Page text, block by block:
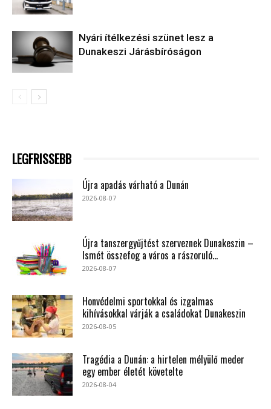
Nyári ítélkezési szünet lesz a
Dunakeszi Járásbíróságon
LEGFRISSEBB
Újra apadás várható a Dunán
2026-08-07
Újra tanszergyűjtést szerveznek Dunakeszin –
Ismét összefog a város a rászoruló...
2026-08-07
Honvédelmi sportokkal és izgalmas
kihívásokkal várják a családokat Dunakeszin
2026-08-05
Tragédia a Dunán: a hirtelen mélyülő meder
egy ember életét követelte
2026-08-04